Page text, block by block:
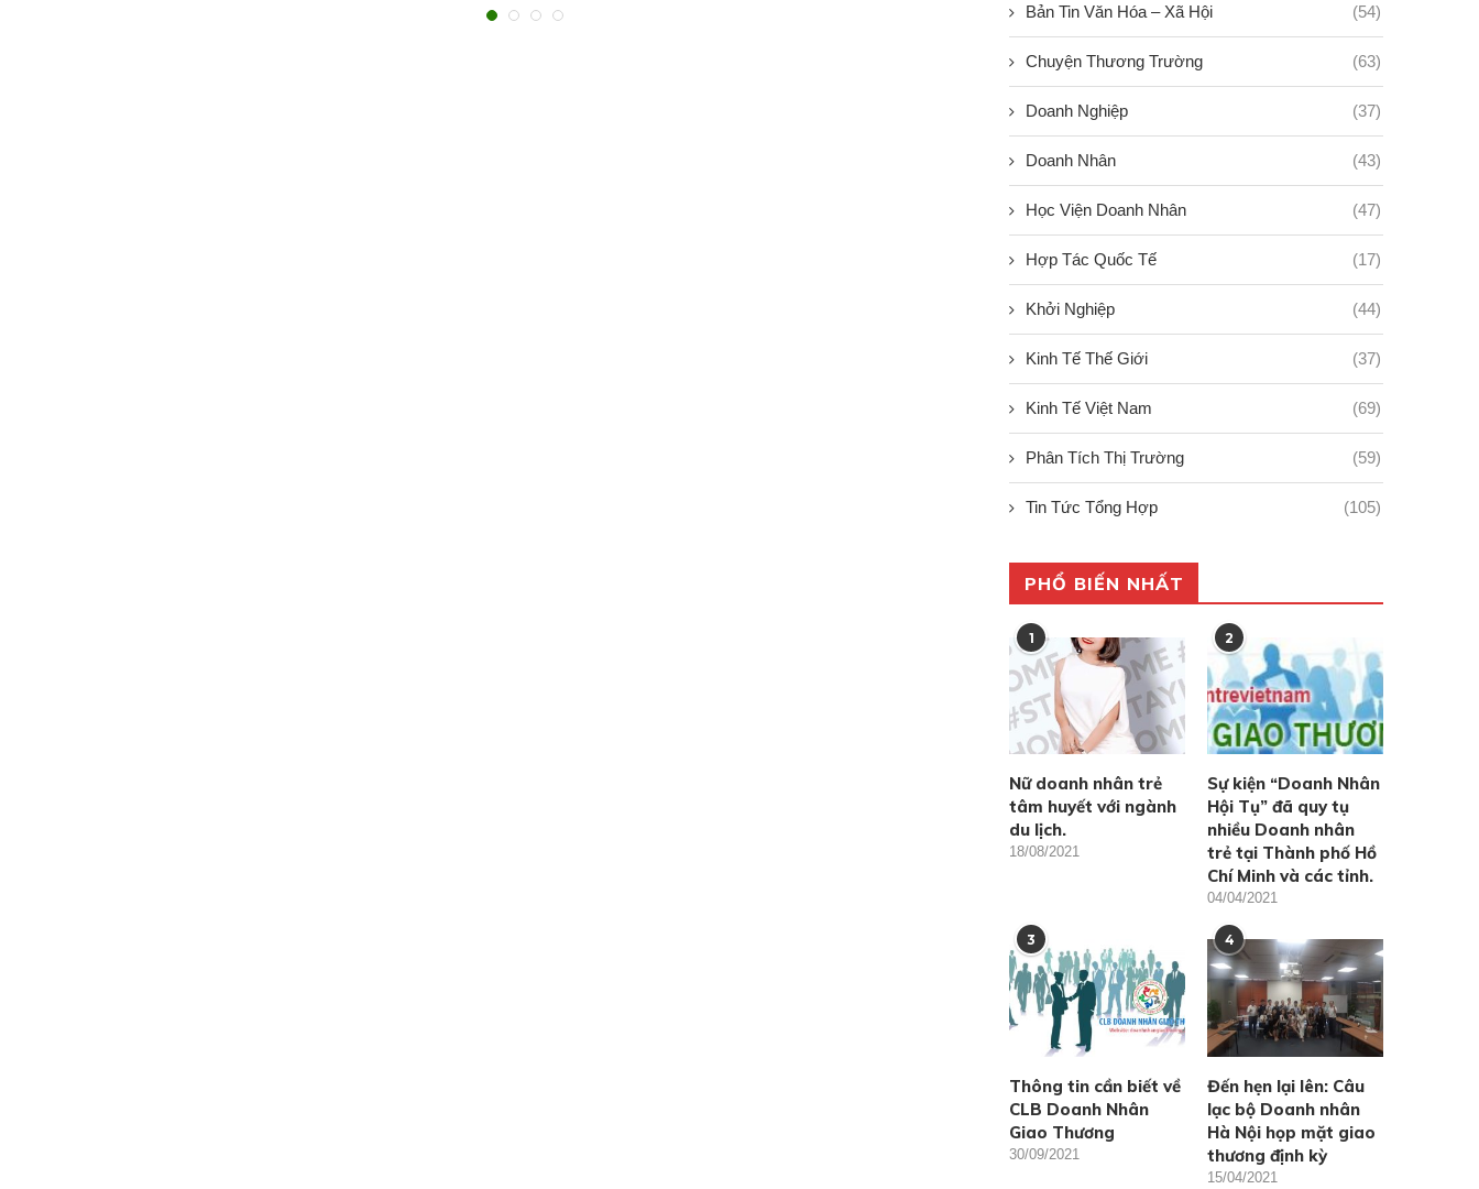
Bản Tin Văn Hóa – Xã Hội (54)
Chuyện Thương Trường (63)
Doanh Nghiệp (37)
Doanh Nhân (43)
Học Viện Doanh Nhân (47)
Hợp Tác Quốc Tế (17)
Khởi Nghiệp (44)
Kinh Tế Thế Giới (37)
Kinh Tế Việt Nam (69)
Phân Tích Thị Trường (59)
Tin Tức Tổng Hợp (105)
PHỔ BIẾN NHẤT
1
Nữ doanh nhân trẻ
tâm huyết với ngành
du lịch.
18/08/2021
2
Sự kiện “Doanh Nhân
Hội Tụ” đã quy tụ
nhiều Doanh nhân
trẻ tại Thành phố Hồ
Chí Minh và các tỉnh.
04/04/2021
3
Thông tin cần biết về
CLB Doanh Nhân
Giao Thương
30/09/2021
4
Đến hẹn lại lên: Câu
lạc bộ Doanh nhân
Hà Nội họp mặt giao
thương định kỳ
15/04/2021